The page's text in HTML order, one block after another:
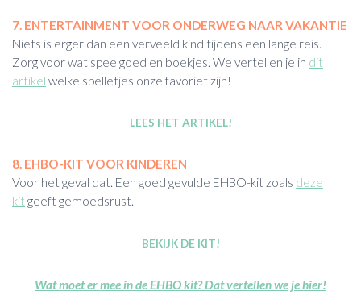
7. ENTERTAINMENT VOOR ONDERWEG NAAR VAKANTIE
Niets is erger dan een verveeld kind tijdens een lange reis.
Zorg voor wat speelgoed en boekjes. We vertellen je in dit
artikel welke spelletjes onze favoriet zijn!
LEES HET ARTIKEL!
8. EHBO-KIT VOOR KINDEREN
Voor het geval dat. Een goed gevulde EHBO-kit zoals deze
kit geeft gemoedsrust.
BEKIJK DE KIT!
Wat moet er mee in de EHBO kit? Dat vertellen we je hier!